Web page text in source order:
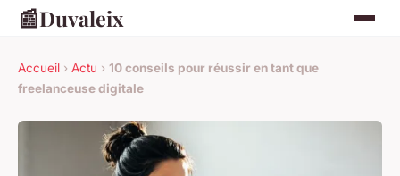
📰Duvaleix
Accueil › Actu › 10 conseils pour réussir en tant que
freelanceuse digitale